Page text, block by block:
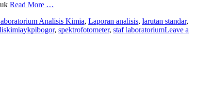
Read More …
Analisis Kimia, Laporan analisis, larutan standar,
, spektrofotometer, staf laboratoriumLeave a